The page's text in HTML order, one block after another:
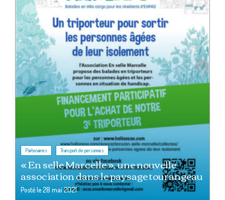
Partenaires Transport de personnes
« En selle Marcelle », une nouvelle
association dans le paysage tourangeau
Posté le28 mai 2021